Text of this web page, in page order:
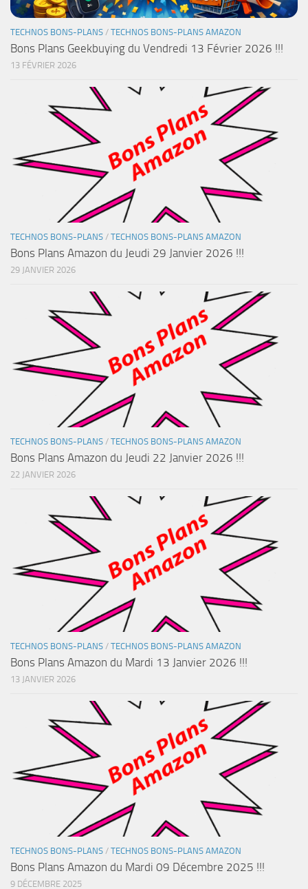
TECHNOS BONS-PLANS / TECHNOS BONS-PLANS AMAZON
Bons Plans Geekbuying du Vendredi 13 Février 2026 !!!
13 FÉVRIER 2026
TECHNOS BONS-PLANS / TECHNOS BONS-PLANS AMAZON
Bons Plans Amazon du Jeudi 29 Janvier 2026 !!!
29 JANVIER 2026
TECHNOS BONS-PLANS / TECHNOS BONS-PLANS AMAZON
Bons Plans Amazon du Jeudi 22 Janvier 2026 !!!
22 JANVIER 2026
TECHNOS BONS-PLANS / TECHNOS BONS-PLANS AMAZON
Bons Plans Amazon du Mardi 13 Janvier 2026 !!!
13 JANVIER 2026
TECHNOS BONS-PLANS / TECHNOS BONS-PLANS AMAZON
Bons Plans Amazon du Mardi 09 Décembre 2025 !!!
9 DÉCEMBRE 2025